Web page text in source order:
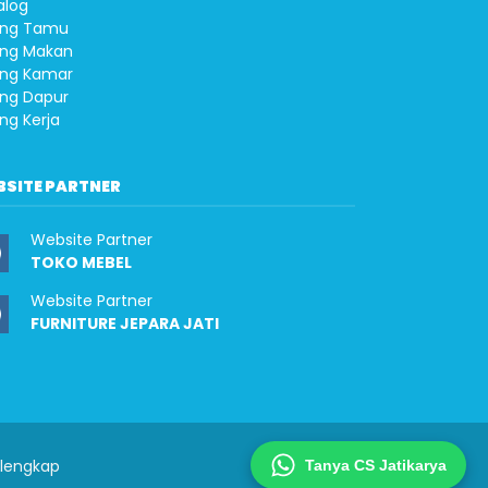
Tamu
Makan
Kamar
Dapur
Kerja
PARTNER
Website Partner
TOKO MEBEL
Website Partner
FURNITURE JEPARA JATI
Tanya CS Jatikarya